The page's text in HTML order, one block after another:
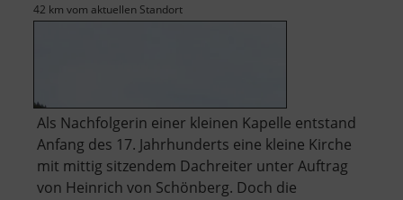
42 km vom aktuellen Standort
Als Nachfolgerin einer kleinen Kapelle entstand
Anfang des 17. Jahrhunderts eine kleine Kirche
mit mittig sitzendem Dachreiter unter Auftrag
von Heinrich von Schönberg. Doch die